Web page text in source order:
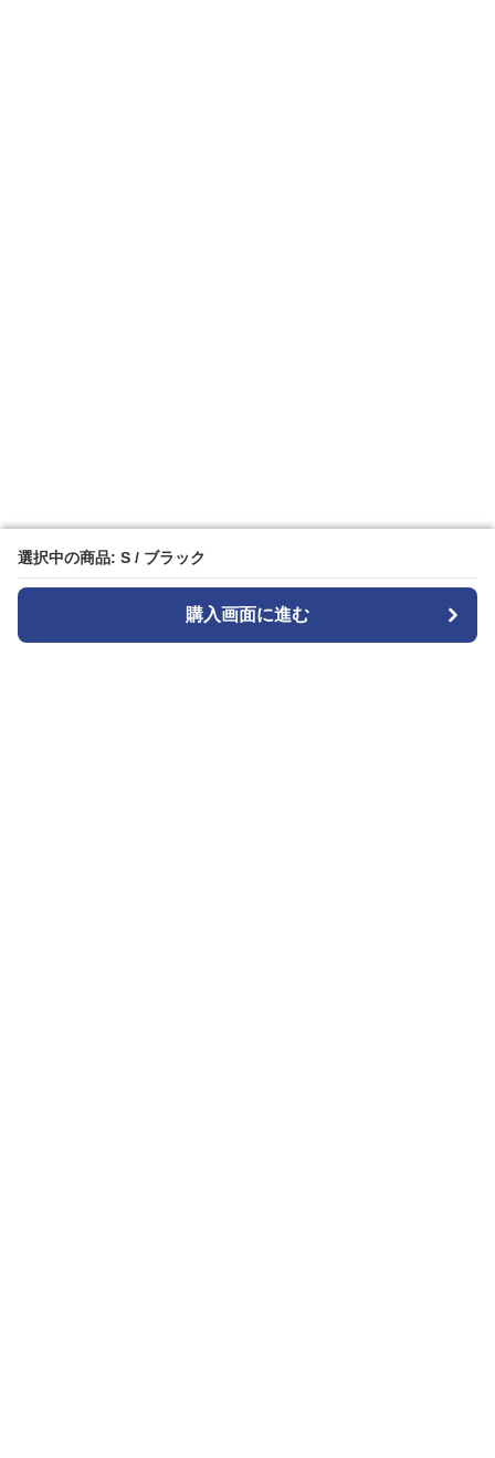
選択中の商品: S / ブラック
購入画面に進む
選択中の商品: S / ブラック
購入画面に進む